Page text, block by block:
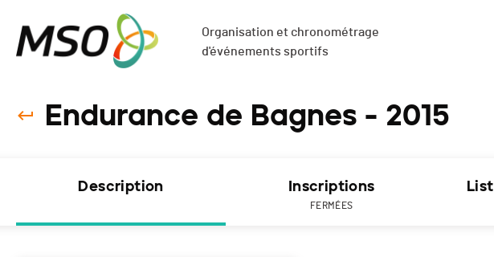
Organisation et chronométrage
d'événements sportifs
Endurance de Bagnes - 2015
Description Inscriptions
FERMÉES